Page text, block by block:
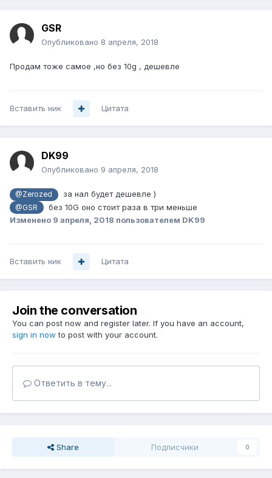
GSR
Опубликовано 8 апреля, 2018
Продам тоже самое ,но без 10g , дешевле
Вставить ник Цитата
DK99
Опубликовано 9 апреля, 2018
@Zerozed за нал будет дешевле )
@GSR
без 10G оно стоит раза в три меньше
Изменено 9 апреля, 2018 пользователем DK99
Вставить ник Цитата
Join the conversation
You can post now and register later. If you have an account,
sign in now to post with your account.
Ответить в тему...
Share Подписчики 0